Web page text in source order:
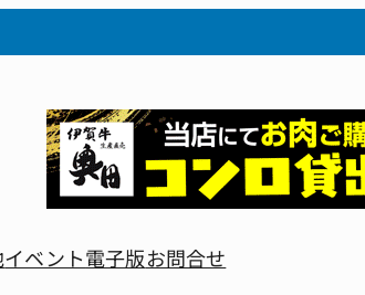
イベント電子版お問合せ